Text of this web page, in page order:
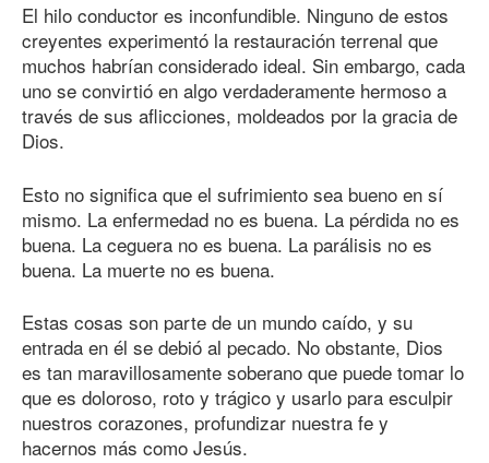
El hilo conductor es inconfundible. Ninguno de estos
creyentes experimentó la restauración terrenal que
muchos habrían considerado ideal. Sin embargo, cada
uno se convirtió en algo verdaderamente hermoso a
través de sus aflicciones, moldeados por la gracia de
Dios.
Esto no significa que el sufrimiento sea bueno en sí
mismo. La enfermedad no es buena. La pérdida no es
buena. La ceguera no es buena. La parálisis no es
buena. La muerte no es buena.
Estas cosas son parte de un mundo caído, y su
entrada en él se debió al pecado. No obstante, Dios
es tan maravillosamente soberano que puede tomar lo
que es doloroso, roto y trágico y usarlo para esculpir
nuestros corazones, profundizar nuestra fe y
hacernos más como Jesús.